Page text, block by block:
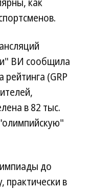
ВИ сообщила
(GRP
в 82 тыс.
до
практически в